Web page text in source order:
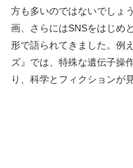
方も多いのではないでしょ
画、さらにはSNSをはじめ
形で語られてきました。例
ズ』では、特殊な遺伝子操
り、科学とフィクションが